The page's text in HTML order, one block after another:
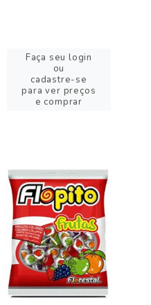
Faça seu login
ou
cadastre-se
para ver preços
e comprar